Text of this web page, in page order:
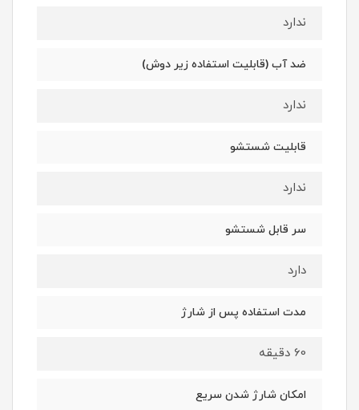
ندارد
ضد آب (قابلیت استفاده زیر دوش)
ندارد
قابلیت شستشو
ندارد
سر قابل شستشو
دارد
مدت استفاده پس از شارژ
60 دقیقه
امکان شارژ شدن سریع